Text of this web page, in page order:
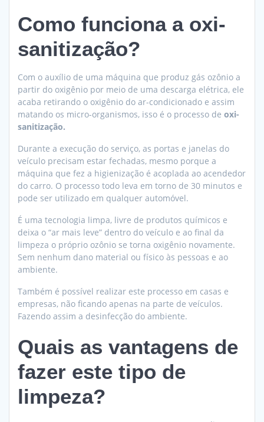
Como funciona a oxi-
sanitização?
Com o auxílio de uma máquina que produz gás ozônio a
partir do oxigênio por meio de uma descarga elétrica, ele
acaba retirando o oxigênio do ar-condicionado e assim
matando os micro-organismos, isso é o processo de oxi-
sanitização.
Durante a execução do serviço, as portas e janelas do
veículo precisam estar fechadas, mesmo porque a
máquina que fez a higienização é acoplada ao acendedor
do carro. O processo todo leva em torno de 30 minutos e
pode ser utilizado em qualquer automóvel.
É uma tecnologia limpa, livre de produtos químicos e
deixa o “ar mais leve” dentro do veículo e ao final da
limpeza o próprio ozônio se torna oxigênio novamente.
Sem nenhum dano material ou físico às pessoas e ao
ambiente.
Também é possível realizar este processo em casas e
empresas, não ficando apenas na parte de veículos.
Fazendo assim a desinfecção do ambiente.
Quais as vantagens de
fazer este tipo de
limpeza?